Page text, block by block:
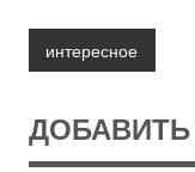
интересное